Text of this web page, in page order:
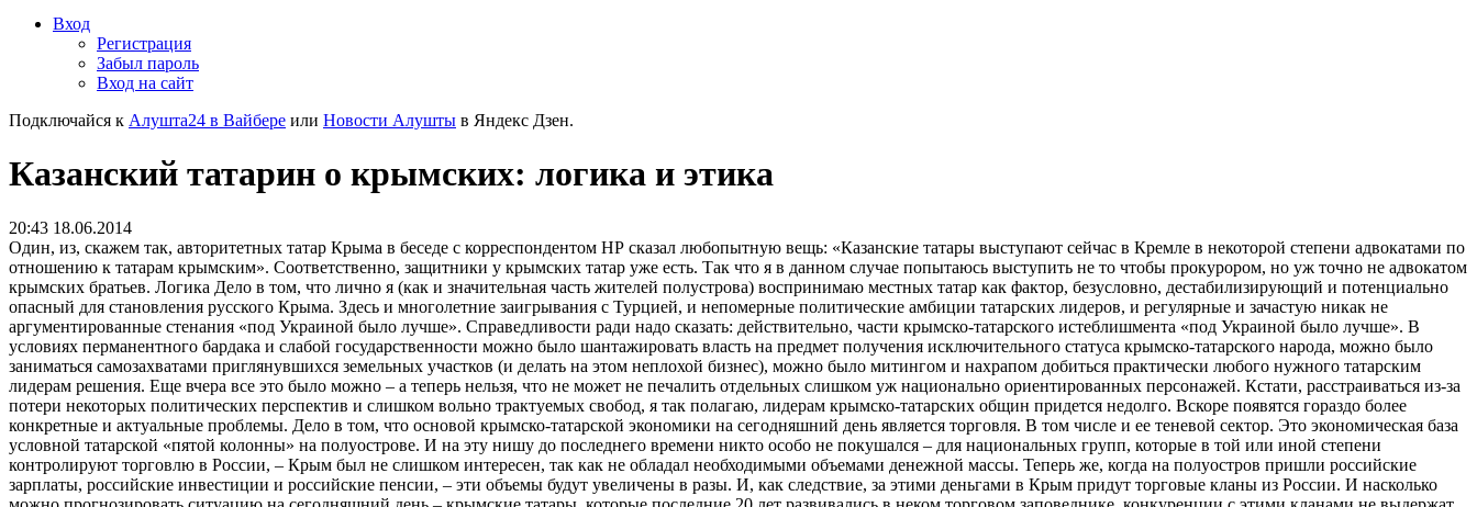
Вход
Регистрация
Забыл пароль
Вход на сайт
Подключайся к Алушта24 в Вайбере или Новости Алушты в Яндекс Дзен.
Казанский татарин о крымских: логика и этика
20:43 18.06.2014
Один, из, скажем так, авторитетных татар Крыма в беседе с корреспондентом НР сказал любопытную вещь: «Казанские татары выступают сейчас в Кремле в некоторой степени адвокатами по
отношению к татарам крымским». Соответственно, защитники у крымских татар уже есть. Так что я в данном случае попытаюсь выступить не то чтобы прокурором, но уж точно не адвокатом
крымских братьев. Логика Дело в том, что лично я (как и значительная часть жителей полустрова) воспринимаю местных татар как фактор, безусловно, дестабилизирующий и потенциально
опасный для становления русского Крыма. Здесь и многолетние заигрывания с Турцией, и непомерные политические амбиции татарских лидеров, и регулярные и зачастую никак не
аргументированные стенания «под Украиной было лучше». Справедливости ради надо сказать: действительно, части крымско-татарского истеблишмента «под Украиной было лучше». В
условиях перманентного бардака и слабой государственности можно было шантажировать власть на предмет получения исключительного статуса крымско-татарского народа, можно было
заниматься самозахватами приглянувшихся земельных участков (и делать на этом неплохой бизнес), можно было митингом и нахрапом добиться практически любого нужного татарским
лидерам решения. Еще вчера все это было можно – а теперь нельзя, что не может не печалить отдельных слишком уж национально ориентированных персонажей. Кстати, расстраиваться из-за
потери некоторых политических перспектив и слишком вольно трактуемых свобод, я так полагаю, лидерам крымско-татарских общин придется недолго. Вскоре появятся гораздо более
конкретные и актуальные проблемы. Дело в том, что основой крымско-татарской экономики на сегодняшний день является торговля. В том числе и ее теневой сектор. Это экономическая база
условной татарской «пятой колонны» на полуострове. И на эту нишу до последнего времени никто особо не покушался – для национальных групп, которые в той или иной степени
контролируют торговлю в России, – Крым был не слишком интересен, так как не обладал необходимыми объемами денежной массы. Теперь же, когда на полуостров пришли российские
зарплаты, российские инвестиции и российские пенсии, – эти объемы будут увеличены в разы. И, как следствие, за этими деньгами в Крым придут торговые кланы из России. И насколько